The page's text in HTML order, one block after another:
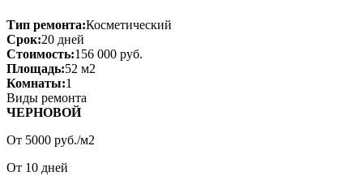
Тип ремонта:Косметический
Срок:20 дней
Стоимость:156 000 руб.
Площадь:52 м2
Комнаты:1
Виды ремонта
ЧЕРНОВОЙ
От 5000 руб./м2
От 10 дней